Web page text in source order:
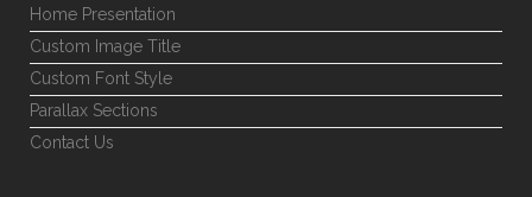
Home Presentation
Custom Image Title
Custom Font Style
Parallax Sections
Contact Us